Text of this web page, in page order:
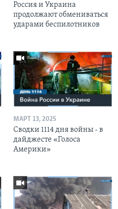
Россия и Украина
продолжают обмениваться
ударами беспилотников
МАРТ 13, 2025
Сводки 1114 дня войны - в
дайджесте «Голоса
Америки»